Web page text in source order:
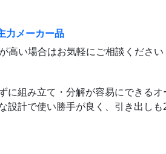
力メーカー品
高い場合はお気軽にご相談ください
に組み立て・分解が容易にできるオ
設計で使い勝手が良く、引き出し